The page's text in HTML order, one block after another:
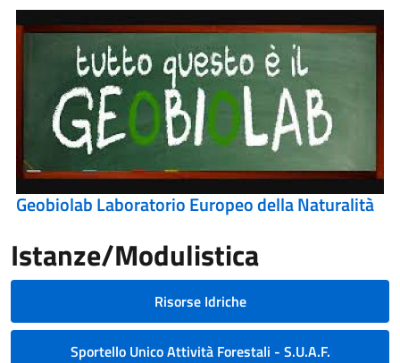
Geobiolab Laboratorio Europeo della Naturalità
Istanze/Modulistica
Risorse Idriche
Sportello Unico Attività Forestali - S.U.A.F.